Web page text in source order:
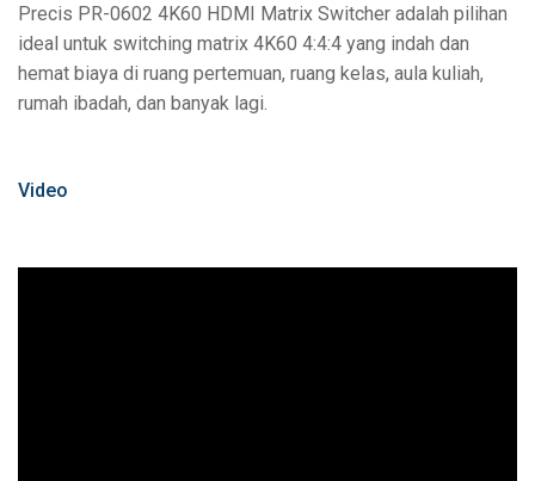
Precis PR-0602 4K60 HDMI Matrix Switcher adalah pilihan
ideal untuk switching matrix 4K60 4:4:4 yang indah dan
hemat biaya di ruang pertemuan, ruang kelas, aula kuliah,
rumah ibadah, dan banyak lagi.
Video